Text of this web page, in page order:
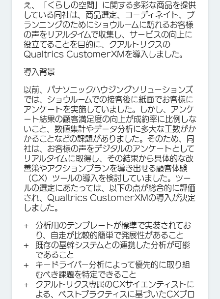
え、「くらしの空間」に関する多彩な商品を提供
している同社は、商品選定、コーディネイト、プ
ランニングのためにショウルームに訪れるお客様
の声をリアルタイムで収集し、サービスの向上に
役立てることを目的に、クアルトリクスの
Qualtrics CustomerXMを導入しました。
導入背景
以前、パナソニックハウジングソリューションズ
では、ショウルームでの接客後に紙面でお客様に
アンケートを実施していました。しかし、アンケ
ート結果の顧客満足度の向上が成約率に比例しな
いこと、数値集計やデータ分析に多大な工数がか
かることなどの課題がありました。そのため、同
社は、お客様の声をデジタルのアンケートとして
リアルタイムに取得し、その結果から具体的な改
善策やアクションプランを導き出せる顧客体験
（CX）ツールの導入を検討していました。ツー
ルの選定にあたっては、以下の点が総合的に評価
され、Qualtrics CustomerXMの導入が決定
しました。
分析用のテンプレートが標準で実装されてお
り、自走が比較的簡単で発展性があること
既存の基幹システムとの連携した分析が可能
であること
キードライバー分析によって優先的に取り組
むべき課題を特定できること
クアルトリクス専属のCXサイエンティストに
よる、ベストプラクティスに基づいたCXプロ